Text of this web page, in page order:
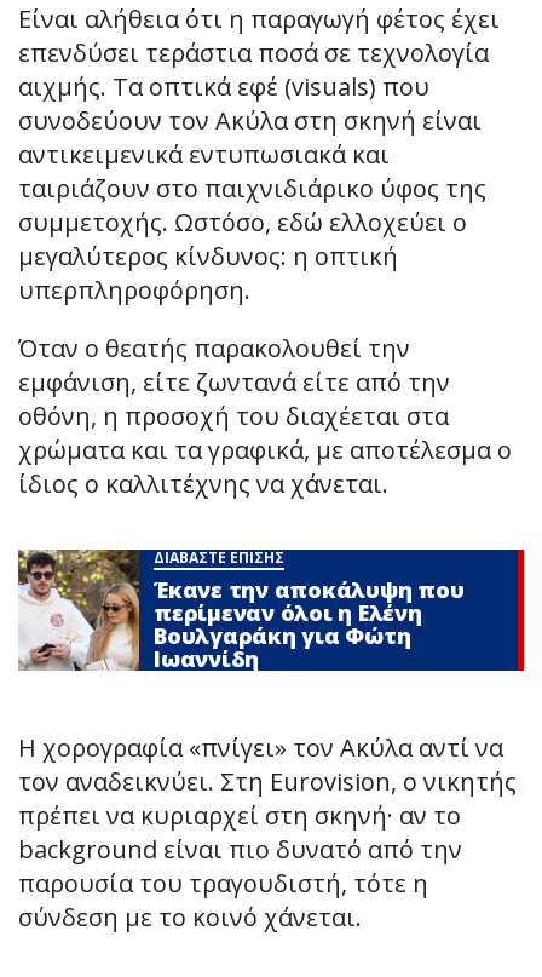
Είναι αλήθεια ότι η παραγωγή φέτος έχει
επενδύσει τεράστια ποσά σε τεχνολογία
αιχμής. Τα οπτικά εφέ (visuals) που
συνοδεύουν τον Ακύλα στη σκηνή είναι
αντικειμενικά εντυπωσιακά και
ταιριάζουν στο παιχνιδιάρικο ύφος της
συμμετοχής. Ωστόσο, εδώ ελλοχεύει ο
μεγαλύτερος κίνδυνος: η οπτική
υπερπληροφόρηση.
Όταν ο θεατής παρακολουθεί την
εμφάνιση, είτε ζωντανά είτε από την
οθόνη, η προσοχή του διαχέεται στα
χρώματα και τα γραφικά, με αποτέλεσμα ο
ίδιος ο καλλιτέχνης να χάνεται.
ΔΙΑΒΑΣΤΕ ΕΠΙΣΗΣ
Έκανε την αποκάλυψη που
περίμεναν όλοι η Ελένη
Βουλγαράκη για Φώτη
Ιωαννίδη
Η χορογραφία «πνίγει» τον Ακύλα αντί να
τον αναδεικνύει. Στη Eurovision, ο νικητής
πρέπει να κυριαρχεί στη σκηνή· αν το
background είναι πιο δυνατό από την
παρουσία του τραγουδιστή, τότε η
σύνδεση με το κοινό χάνεται.